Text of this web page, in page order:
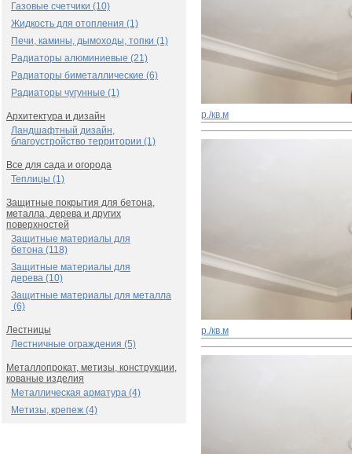
Газовые счетчики (10)
Жидкость для отопления (1)
Печи, камины, дымоходы, топки (1)
Радиаторы алюминиевые (21)
Радиаторы биметаллические (6)
Радиаторы чугунные (1)
Архитектура и дизайн
Ландшафтный дизайн,
благоустройство территории (1)
Все для сада и огорода
Теплицы (1)
Защитные покрытия для бетона,
металла, дерева и других
поверхностей
Защитные материалы для
бетона (118)
Защитные материалы для
дерева (10)
Защитные материалы для металла
(6)
Лестницы
Лестничные ограждения (5)
Металлопрокат, метизы, конструкции,
кованые изделия
Металлическая арматура (4)
Метизы, крепеж (4)
р./кв.м
р./кв.м